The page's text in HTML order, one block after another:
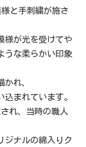
と手刺繍が施さ
様が光を受けてや
うな柔らかい印象
れ、
まれています。
れ、当時の職人
ジナルの綿入りク